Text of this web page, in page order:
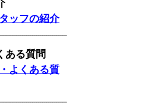
ッフの紹介
ある質問
よくある質